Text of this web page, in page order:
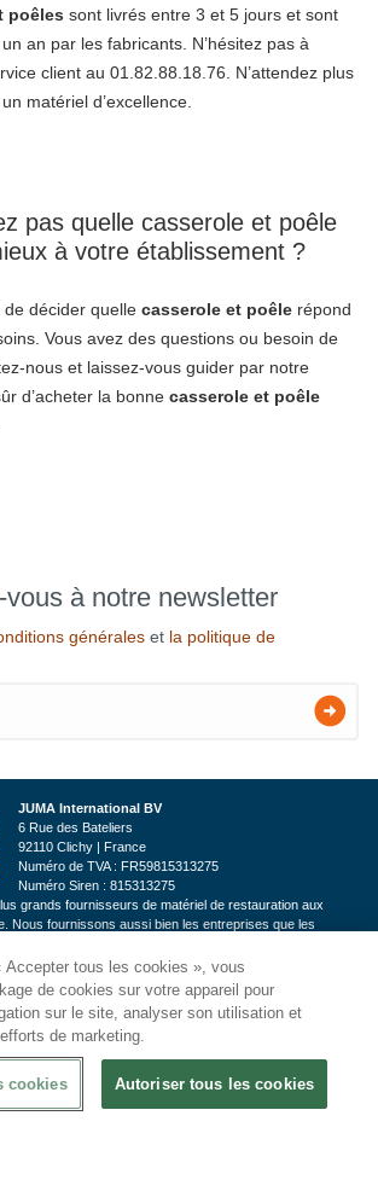
poêles sont livrés entre 3 et 5 jours et sont
an par les fabricants. N’hésitez pas à
client au 01.82.88.18.76. N’attendez plus
matériel d’excellence.
pas quelle casserole et poêle
à votre établissement ?
décider quelle casserole et poêle répond
Vous avez des questions ou besoin de
nous et laissez-vous guider par notre
d’acheter la bonne casserole et poêle
vous à notre newsletter
générales et la politique de
JUMA International BV
6 Rue des Bateliers
92110 Clichy | France
Numéro de TVA : FR59815313275
Numéro Siren : 815313275
grands fournisseurs de matériel de restauration aux
Nous fournissons aussi bien les entreprises que les
Accepter tous les cookies », vous
de cookies sur votre appareil pour
sur le site, analyser son utilisation et
de marketing.
cookies Autoriser tous les cookies